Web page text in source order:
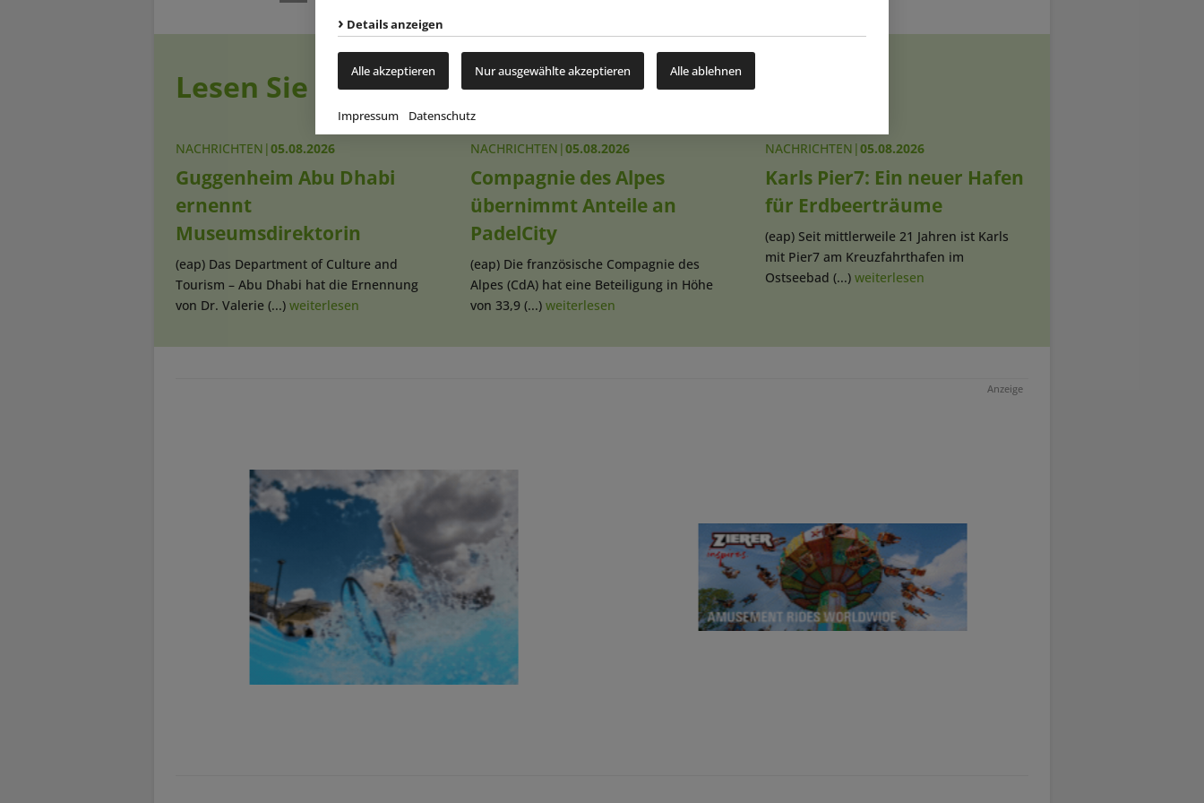
Details anzeigen
Alle akzeptieren Nur ausgewählte akzeptieren Alle ablehnen
Impressum Datenschutz
Lesen Sie auch
NACHRICHTEN |05.08.2026
Guggenheim Abu Dhabi
ernennt
Museumsdirektorin
(eap) Das Department of Culture and
Tourism – Abu Dhabi hat die Ernennung
von Dr. Valerie (...) weiterlesen
NACHRICHTEN |05.08.2026
Compagnie des Alpes
übernimmt Anteile an
PadelCity
(eap) Die französische Compagnie des
Alpes (CdA) hat eine Beteiligung in Höhe
von 33,9 (...) weiterlesen
NACHRICHTEN |05.08.2026
Karls Pier7: Ein neuer Hafen
für Erdbeerträume
(eap) Seit mittlerweile 21 Jahren ist Karls
mit Pier7 am Kreuzfahrthafen im
Ostseebad (...) weiterlesen
Anzeige